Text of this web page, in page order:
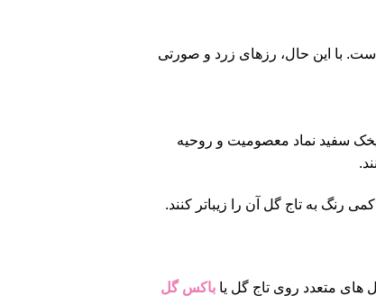
با این حال، رزهای زرد و صورتی
سفید نماد معصومیت و روحیه
رنگ به تاج گل آن را زیباتر کنند.
های متعدد روی تاج گل یاباکس گل